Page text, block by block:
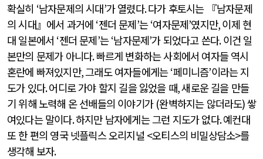
확실히 ‘남자문제의 시대’가 열렸다.다가 후토시는 『남자문제
의 시대』에서 과거에 ‘젠더 문제’는‘여자문제’였지만,이제 현
대 일본에서 ‘젠더 문제’는‘남자문제’가 되었다고 쓴다.이건 일
본만의 문제가 아니다.빠르게 변화하는 사회에서 여자들 역시
혼란에 빠져있지만,그래도 여자들에게는‘페미니즘’이라는 지
도가 있다.어디로 가야 할지 길을 잃었을 때,새로운 길을 만들
기 위해 노력해 온 선배들의 이야기가 (완벽하지는 않더라도)쌓
여있다는 말이다.하지만 남자에게는 그런 지도가 없다.예컨대
또 한 편의 영국 넷플릭스 오리지널 <오티스의 비밀상담소>를
생각해 보자.